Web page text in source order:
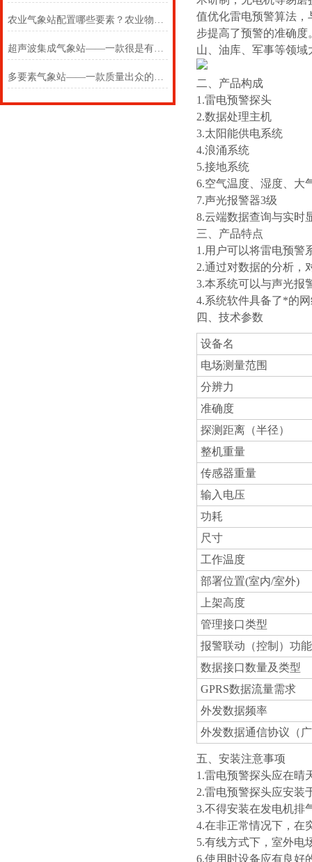
农业气象站配置哪些要素？农业物联网气象站价格是多少#寒潮新闻
超声波集成气象站——一款很是有态度的超声波十二要素气象站
多要素气象站——一款质量出众的农业气象环境综合监测站
值优化雷电预警算法
步提高了预警的准确
山、油库、军事等领
二、产品构成
1.雷电预警探头
2.数据处理主机
3.太阳能供电系统
4.浪涌系统
5.接地系统
6.空气温度、湿度、大
7.声光报警器3级
8.云端数据查询与实时
三、产品特点
1.用户可以将雷电预警
2.通过对数据的分析，
3.本系统可以与声光报
4.系统软件具备了*的
四、技术参数
设备名
电场测量范围
分辨力
准确度
探测距离（半径）
整机重量
传感器重量
输入电压
功耗
尺寸
工作温度
部署位置(室内/室外)
上架高度
管理接口类型
报警联动（控制）功能
数据接口数量及类型
GPRS数据流量需求
外发数据频率
外发数据通信协议（
五、安装注意事项
1.雷电预警探头应在晴
2.雷电预警探头应安装
3.不得安装在发电机排
4.在非正常情况下，在
5.有线方式下，室外电
6.使用时设备应有良好